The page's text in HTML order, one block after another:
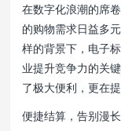
在数字化浪潮的席
的购物需求日益多
样的背景下，电子
业提升竞争力的关
了极大便利，更在
便捷结算，告别漫